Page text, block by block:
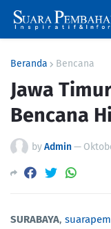
Beranda Bencana
Jawa
Bencana
byAdmin—
SURABAYA,